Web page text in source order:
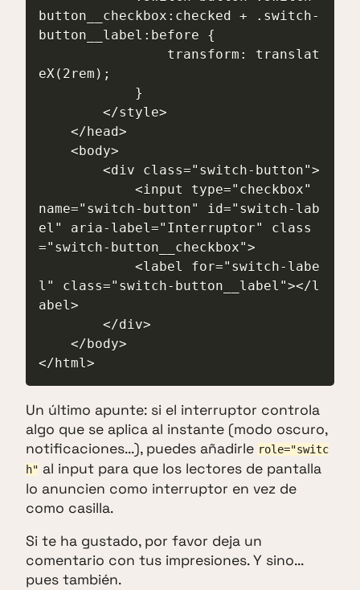
button__checkbox:checked + .switch-
button__label:before {
eX(2rem);
name="switch-button" id="switch-lab
el" aria-label="Interruptor" class
="switch-button__checkbox">
l" class="switch-button__label"></l
abel>
</html>
Un último apunte: si el interruptor controla
algo que se aplica al instante (modo oscuro,
notificaciones...), puedes añadirle role="switc
h" al input para que los lectores de pantalla
lo anuncien como interruptor en vez de
como casilla.
Si te ha gustado, por favor deja un
comentario con tus impresiones. Y sino...
pues también.